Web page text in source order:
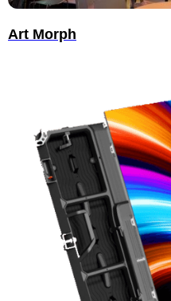
Art Morph